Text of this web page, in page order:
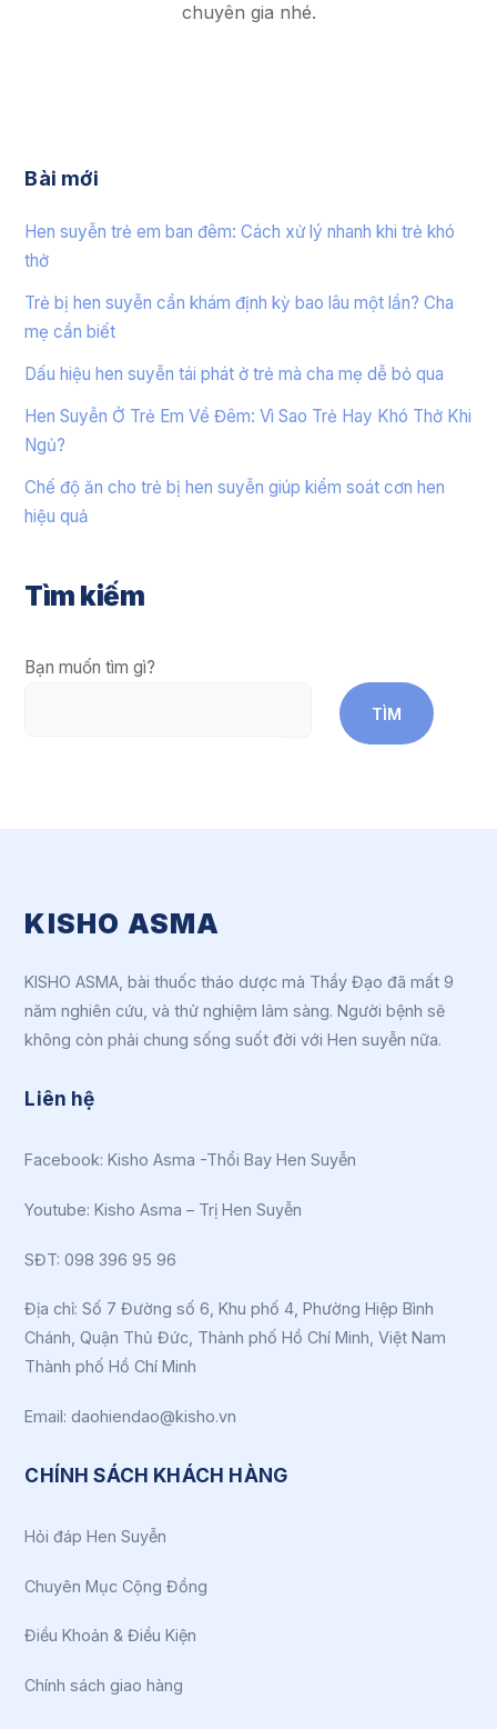
chuyên gia nhé.
Bài mới
Hen suyễn trẻ em ban đêm: Cách xử lý nhanh khi trẻ khó
thở
Trẻ bị hen suyễn cần khám định kỳ bao lâu một lần? Cha
mẹ cần biết
Dấu hiệu hen suyễn tái phát ở trẻ mà cha mẹ dễ bỏ qua
Hen Suyễn Ở Trẻ Em Về Đêm: Vì Sao Trẻ Hay Khó Thở Khi
Ngủ?
Chế độ ăn cho trẻ bị hen suyễn giúp kiểm soát cơn hen
hiệu quả
Tìm kiếm
Bạn muốn tìm gì?
TÌM
KISHO ASMA
KISHO ASMA, bài thuốc thảo dược mà Thầy Đạo đã mất 9
năm nghiên cứu, và thử nghiệm lâm sàng. Người bệnh sẽ
không còn phải chung sống suốt đời với Hen suyễn nữa.
Liên hệ
Facebook:Kisho Asma -Thổi Bay Hen Suyễn
Youtube:Kisho Asma – Trị Hen Suyễn
SĐT: 098 396 95 96
Địa chỉ: Số 7 Đường số 6, Khu phố 4, Phường Hiệp Bình
Chánh, Quận Thủ Đức, Thành phố Hồ Chí Minh, Việt Nam
Thành phố Hồ Chí Minh
Email: daohiendao@kisho.vn
CHÍNH SÁCH KHÁCH HÀNG
Hỏi đáp Hen Suyễn
Chuyên Mục Cộng Đồng
Điều Khoản & Điều Kiện
Chính sách giao hàng